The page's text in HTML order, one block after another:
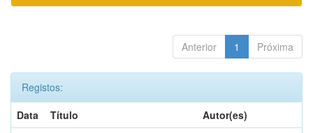
Anterior 1 Próxima
Registos:
Data
Título
Autor(es)